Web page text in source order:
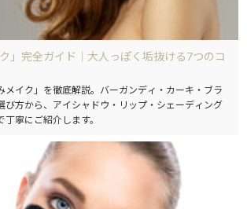
」完全ガイド｜大人っぽく垢抜ける7つのコ
メイク」を徹底解説。バーガンディ・カーキ・ブラ
び方から、アイシャドウ・リップ・シェーディング
寧にご紹介します。